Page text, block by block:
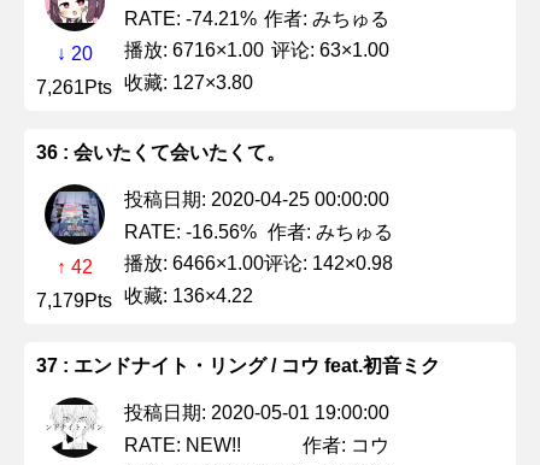
↓ 20
7,261Pts
RATE: -74.21% 作者: みちゅる
播放: 6716×1.00 评论: 63×1.00
收藏: 127×3.80
36 : 会いたくて会いたくて。
↑ 42
7,179Pts
投稿日期: 2020-04-25 00:00:00
RATE: -16.56% 作者: みちゅる
播放: 6466×1.00评论: 142×0.98
收藏: 136×4.22
37 : エンドナイト・リング / コウ feat.初音ミク
投稿日期: 2020-05-01 19:00:00
RATE: NEW!!
作者: コウ